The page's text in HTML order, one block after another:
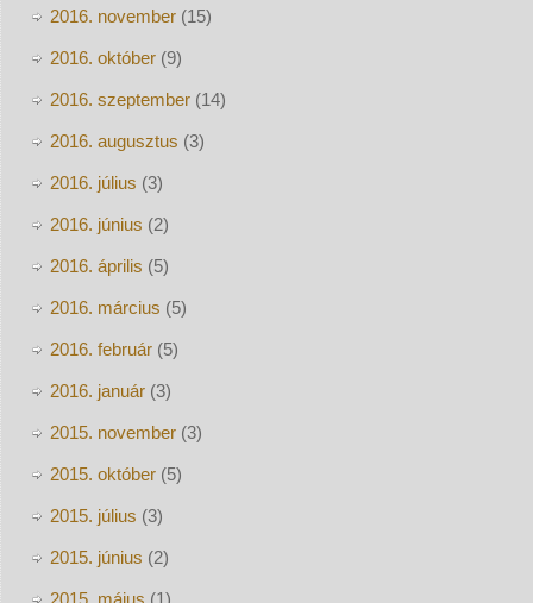
2016. november(15)
2016. október(9)
2016. szeptember(14)
2016. augusztus (3)
2016. július (3)
2016. június (2)
2016. április (5)
2016. március (5)
2016. február(5)
2016. január(3)
2015. november(3)
2015. október(5)
2015. július (3)
2015. június (2)